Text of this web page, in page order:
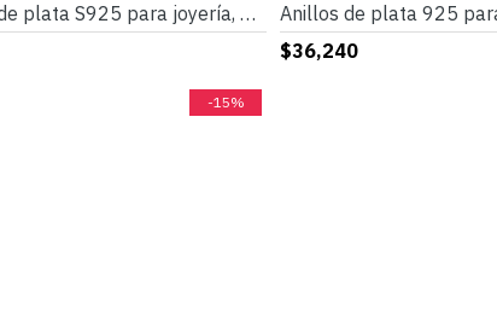
Espaciador de plata S925 para joyería, decoración de cuentas, regalo de vacaciones, pulsera DIY, decoración de oro rosa
$36,240
-15%